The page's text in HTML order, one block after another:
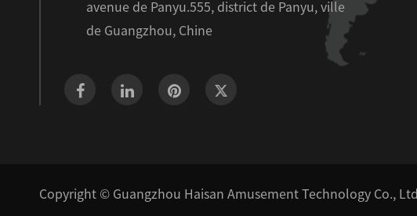
avenue de Panyu.555, district de Panyu, ville
de Guangzhou, Chine
Copyright © Guangzhou Haisan Amusement Technology Co., Ltd.